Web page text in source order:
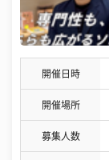
開催日時
開催場所
募集人数